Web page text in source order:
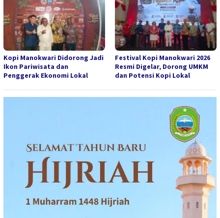
Kopi Manokwari Didorong Jadi
Ikon Pariwisata dan
Penggerak Ekonomi Lokal
Festival Kopi Manokwari 2026
Resmi Digelar, Dorong UMKM
dan Potensi Kopi Lokal